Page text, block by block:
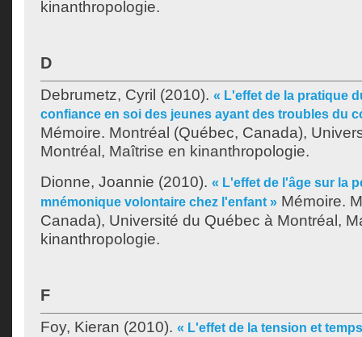
kinanthropologie.
D
Debrumetz, Cyril (2010). « L'effet de la pratique
confiance en soi des jeunes ayant des troubles du
Mémoire. Montréal (Québec, Canada),
Montréal, Maîtrise en kinanthropologie.
Dionne, Joannie (2010). « L'effet de l'âge sur la
mnémonique volontaire chez l'enfant » Mémoire.
Canada), Université du Québec à Montréal,
kinanthropologie.
F
Foy, Kieran (2010). « L'effet de la tension et